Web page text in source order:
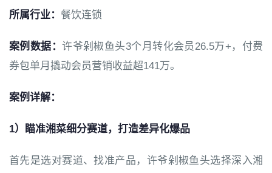
所属行业： 餐饮连锁
案例数据：许爷剁椒鱼头3个月转化会员26.5万+，付费
券包单月撬动会员营销收益超141万。
案例详解：
1）瞄准湘菜细分赛道，打造差异化爆品
首先是选对赛道、找准产品，许爷剁椒鱼头选择深入湘